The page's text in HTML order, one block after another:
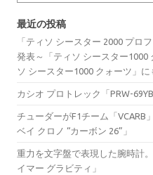
最近の投稿
「ティソ シースター 2000 プロ
発表～「ティソ シースター1000
ソ シースター1000 クォーツ」
カシオ プロトレック「PRW-
チューダーがF1チーム「VCARB
ベイ クロノ “カーボン 26”」
重力を文字盤で表現した腕時計
イマー グラビティ」